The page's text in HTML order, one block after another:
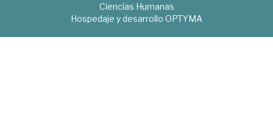
Ciencias Humanas
Hospedaje y desarrollo OPTYMA